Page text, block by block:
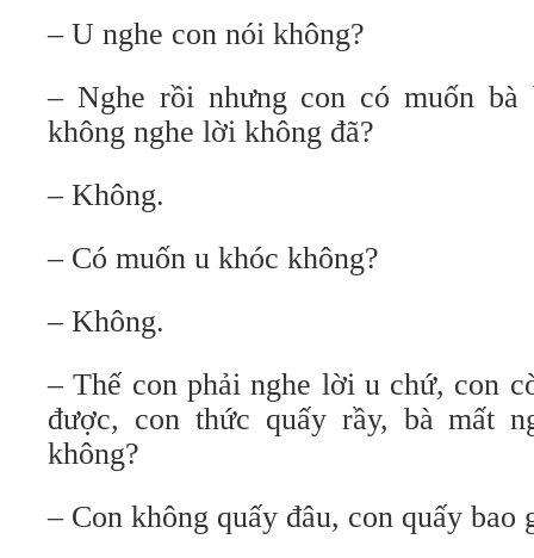
– U nghe con nói không?
– Nghe rồi nhưng con có muốn
không nghe lời không đã?
– Không.
– Có muốn u khóc không?
– Không.
– Thế con phải nghe lời u chứ, con
được, con thức quấy rầy, bà mất
không?
– Con không quấy đâu, con quấy bao